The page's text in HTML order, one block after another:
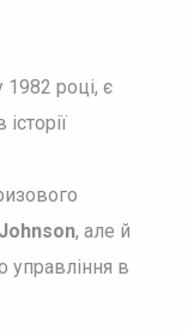
році, є
, але й
управління в